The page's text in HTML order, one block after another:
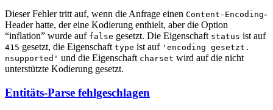
Dieser Fehler tritt auf, wenn die Anfrage einen Content-Encoding-
Header hatte, der eine Kodierung enthielt, aber die Option
“inflation” wurde auf false gesetzt. Die Eigenschaft status ist auf
415 gesetzt, die Eigenschaft type ist auf 'encoding gesetzt.
nsupported' und die Eigenschaft charset wird auf die nicht
unterstützte Kodierung gesetzt.
Entitäts-Parse fehlgeschlagen